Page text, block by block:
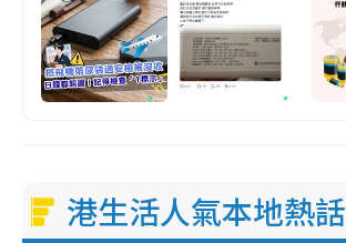
港生活人氣本地熱話